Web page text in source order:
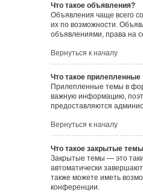
Что такое объявления?
Объявления чаще всего
их по возможности.
объявлениями, права на
Вернуться к началу
Что такое
Прилепленные темы в
важную информацию,
предоставляются
Вернуться к началу
Что такое закрытые
Закрытые темы — это
автоматически
также можете иметь
конференции.